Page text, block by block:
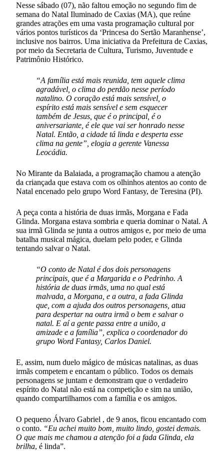
Nesse sábado (07), não faltou emoção no segundo fim de
semana do Natal Iluminado de Caxias (MA), que reúne
grandes atrações em uma vasta programação cultural por
vários pontos turísticos da ‘Princesa do Sertão Maranhense’,
inclusive nos bairros. Uma iniciativa da Prefeitura de Caxias,
por meio da Secretaria de Cultura, Turismo, Juventude e
Patrimônio Histórico.
“A família está mais reunida, tem aquele clima
agradável, o clima do perdão nesse período
natalino. O coração está mais sensível, o
espírito está mais sensível e sem esquecer
também de Jesus, que é o principal, é o
aniversariante, é ele que vai ser honrado nesse
Natal. Então, a cidade tá linda e desperta esse
clima na gente”, elogia a gerente Vanessa
Leocádia.
No Mirante da Balaiada, a programação chamou a atenção
da criançada que estava com os olhinhos atentos ao conto de
Natal encenado pelo grupo Word Fantasy, de Teresina (PI).
A peça conta a história de duas irmãs, Morgana e Fada
Glinda. Morgana estava sombria e queria dominar o Natal. A
sua irmã Glinda se junta a outros amigos e, por meio de uma
batalha musical mágica, duelam pelo poder, e Glinda
tentando salvar o Natal.
“O conto de Natal é dos dois personagens
principais, que é a Margarida e o Pedrinho. A
história de duas irmãs, uma no qual está
malvada, a Morgana, e a outra, a fada Glinda
que, com a ajuda dos outros personagens, atua
para despertar na outra irmã o bem e salvar o
natal. E aí a gente passa entre a união, a
amizade e a família”, explica o coordenador do
grupo Word Fantasy, Carlos Daniel.
E, assim, num duelo mágico de músicas natalinas, as duas
irmãs competem e encantam o público. Todos os demais
personagens se juntam e demonstram que o verdadeiro
espírito do Natal não está na competição e sim na união,
quando compartilhamos com a família e os amigos.
O pequeno Álvaro Gabriel , de 9 anos, ficou encantado com
o conto. “Eu achei muito bom, muito lindo, gostei demais.
O que mais me chamou a atenção foi a fada Glinda, ela
brilha, é linda”.